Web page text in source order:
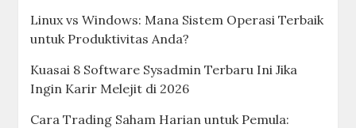
Linux vs Windows: Mana Sistem Operasi Terbaik
untuk Produktivitas Anda?
Kuasai 8 Software Sysadmin Terbaru Ini Jika
Ingin Karir Melejit di 2026
Cara Trading Saham Harian untuk Pemula: